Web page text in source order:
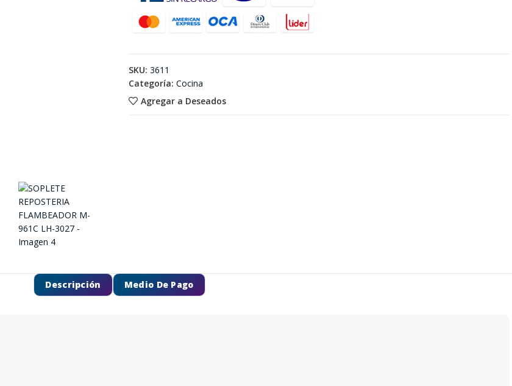
Agregar a Deseados
SKU: 3611
Categoría: Cocina
Descripción Medio De Pago